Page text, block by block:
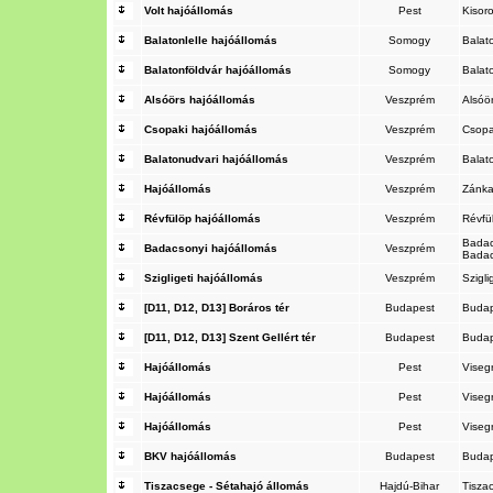
Volt hajóállomás Pest
Balatonlelle hajóállomás Somogy
Balatonföldvár hajóállomás Somogy
Alsóörs hajóállomás Veszprém
Csopaki hajóállomás Veszprém
Balatonudvari hajóállomás Veszprém
Hajóállomás Veszprém
Révfülöp hajóállomás Veszprém
Badacsonyi hajóállomás Veszprém
Szigligeti hajóállomás
Veszprém
[D11, D12, D13] Boráros tér Budapest
[D11, D12, D13] Szent Gellért tér Budapest
Hajóállomás Pest
Hajóállomás Pest
Hajóállomás Pest
BKV hajóállomás Budapest
Tiszacsege - Sétahajó állomás Hajdú-Bihar